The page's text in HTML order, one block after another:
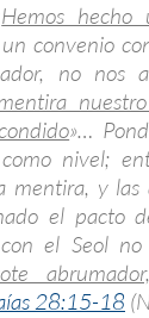
Hemos
convenio
no nos
»…
nivel;
mentira, y las
el pacto
el Seol
28:15-18